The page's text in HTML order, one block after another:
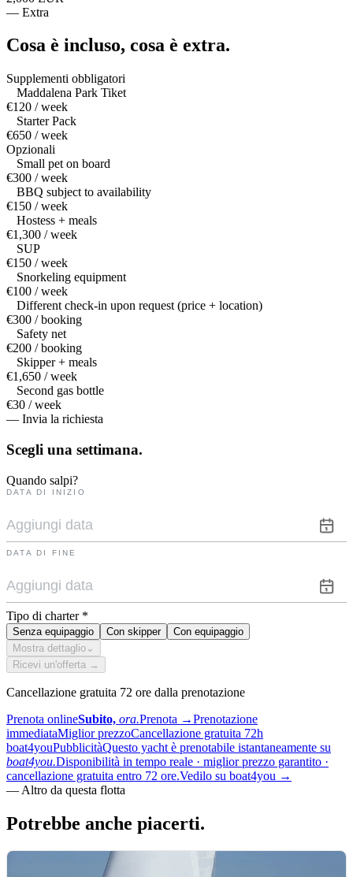
— Extra
Cosa è incluso, cosa è extra.
Supplementi obbligatori
Maddalena Park Tiket
€120 / week
Starter Pack
€650 / week
Opzionali
Small pet on board
€300 / week
BBQ subject to availability
€150 / week
Hostess + meals
€1,300 / week
SUP
€150 / week
Snorkeling equipment
€100 / week
Different check-in upon request (price + location)
€300 / booking
Safety net
€200 / booking
Skipper + meals
€1,650 / week
Second gas bottle
€30 / week
— Invia la richiesta
Scegli una settimana.
Quando salpi?
DATA DI INIZIO
DATA DI FINE
Tipo di charter *
Senza equipaggio Con skipper
Con equipaggio
Mostra dettaglio ⌄
Ricevi un'offerta →
Cancellazione gratuita 72 ore dalla prenotazione
Prenota onlineSubito, ora.Prenota →Prenotazione
immediataMiglior prezzoCancellazione gratuita 72h
boat4youPubblicitàQuesto yacht è prenotabile istantaneamente su
boat4you.Disponibilità in tempo reale · miglior prezzo garantito ·
cancellazione gratuita entro 72 ore.Vedilo su boat4you →
— Altro da questa flotta
Potrebbe anche piacerti.